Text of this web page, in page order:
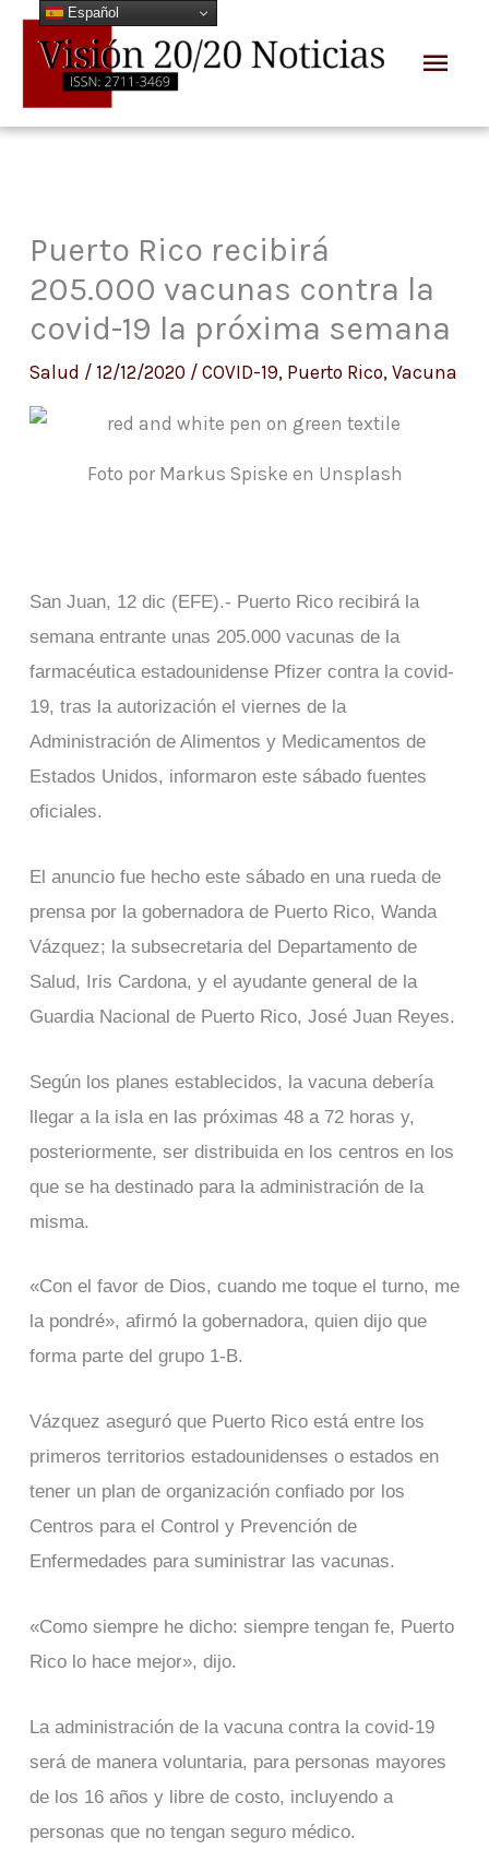
contenido
Puerto Rico recibirá
205.000 vacunas contra la
covid-19 la próxima semana
Salud / 12/12/2020 / COVID-19, Puerto Rico, Vacuna
Foto por Markus Spiske en Unsplash
San Juan, 12 dic (EFE).- Puerto Rico recibirá la
semana entrante unas 205.000 vacunas de la
farmacéutica estadounidense Pfizer contra la covid-
19, tras la autorización el viernes de la
Administración de Alimentos y Medicamentos de
Estados Unidos, informaron este sábado fuentes
oficiales.
El anuncio fue hecho este sábado en una rueda de
prensa por la gobernadora de Puerto Rico, Wanda
Vázquez; la subsecretaria del Departamento de
Salud, Iris Cardona, y el ayudante general de la
Guardia Nacional de Puerto Rico, José Juan Reyes.
Según los planes establecidos, la vacuna debería
llegar a la isla en las próximas 48 a 72 horas y,
posteriormente, ser distribuida en los centros en los
que se ha destinado para la administración de la
misma.
«Con el favor de Dios, cuando me toque el turno, me
la pondré», afirmó la gobernadora, quien dijo que
forma parte del grupo 1-B.
Vázquez aseguró que Puerto Rico está entre los
primeros territorios estadounidenses o estados en
tener un plan de organización confiado por los
Centros para el Control y Prevención de
Enfermedades para suministrar las vacunas.
«Como siempre he dicho: siempre tengan fe, Puerto
Rico lo hace mejor», dijo.
La administración de la vacuna contra la covid-19
será de manera voluntaria, para personas mayores
de los 16 años y libre de costo, incluyendo a
personas que no tengan seguro médico.
Español